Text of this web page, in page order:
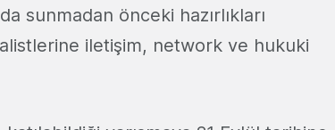
sunmadan önceki hazırlıkları
iletişim, network ve hukuki